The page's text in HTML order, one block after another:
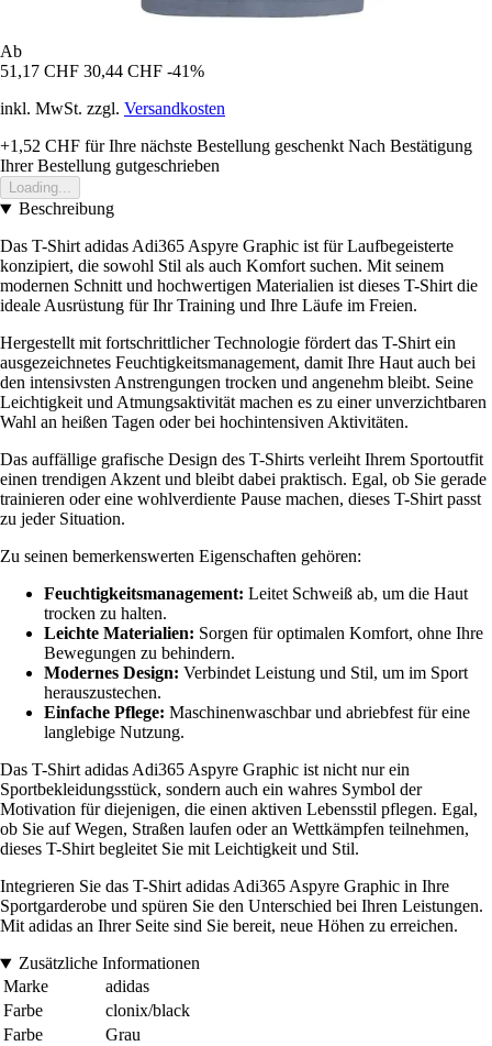
Ab
51,17 CHF 30,44 CHF -41%
inkl. MwSt. zzgl. Versandkosten
+1,52 CHF für Ihre nächste Bestellung geschenkt Nach Bestätigung
Ihrer Bestellung gutgeschrieben
Loading...
Beschreibung
Das T-Shirt adidas Adi365 Aspyre Graphic ist für Laufbegeisterte
konzipiert, die sowohl Stil als auch Komfort suchen. Mit seinem
modernen Schnitt und hochwertigen Materialien ist dieses T-Shirt die
ideale Ausrüstung für Ihr Training und Ihre Läufe im Freien.
Hergestellt mit fortschrittlicher Technologie fördert das T-Shirt ein
ausgezeichnetes Feuchtigkeitsmanagement, damit Ihre Haut auch bei
den intensivsten Anstrengungen trocken und angenehm bleibt. Seine
Leichtigkeit und Atmungsaktivität machen es zu einer unverzichtbaren
Wahl an heißen Tagen oder bei hochintensiven Aktivitäten.
Das auffällige grafische Design des T-Shirts verleiht Ihrem Sportoutfit
einen trendigen Akzent und bleibt dabei praktisch. Egal, ob Sie gerade
trainieren oder eine wohlverdiente Pause machen, dieses T-Shirt passt
zu jeder Situation.
Zu seinen bemerkenswerten Eigenschaften gehören:
Feuchtigkeitsmanagement: Leitet Schweiß ab, um die Haut
trocken zu halten.
Leichte Materialien: Sorgen für optimalen Komfort, ohne Ihre
Bewegungen zu behindern.
Modernes Design: Verbindet Leistung und Stil, um im Sport
herauszustechen.
Einfache Pflege: Maschinenwaschbar und abriebfest für eine
langlebige Nutzung.
Das T-Shirt adidas Adi365 Aspyre Graphic ist nicht nur ein
Sportbekleidungsstück, sondern auch ein wahres Symbol der
Motivation für diejenigen, die einen aktiven Lebensstil pflegen. Egal,
ob Sie auf Wegen, Straßen laufen oder an Wettkämpfen teilnehmen,
dieses T-Shirt begleitet Sie mit Leichtigkeit und Stil.
Integrieren Sie das T-Shirt adidas Adi365 Aspyre Graphic in Ihre
Sportgarderobe und spüren Sie den Unterschied bei Ihren Leistungen.
Mit adidas an Ihrer Seite sind Sie bereit, neue Höhen zu erreichen.
Zusätzliche Informationen
Marke
adidas
Farbe
clonix/black
Farbe
Grau